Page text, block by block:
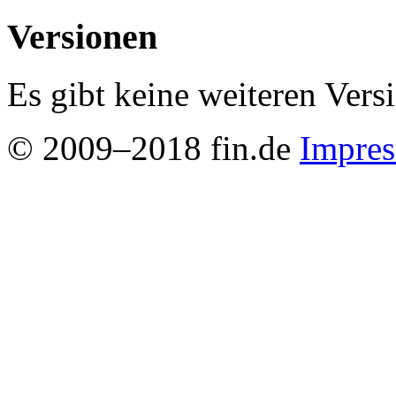
Versionen
Es gibt keine weiteren
© 2009–2018 fin.de